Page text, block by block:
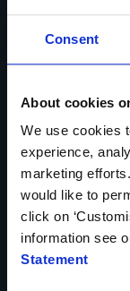
Consent
About cookies
We use cookies
experience,
marketing
would like to
click on
information see
Statement
Cargar archivo
Se pueden
archivo